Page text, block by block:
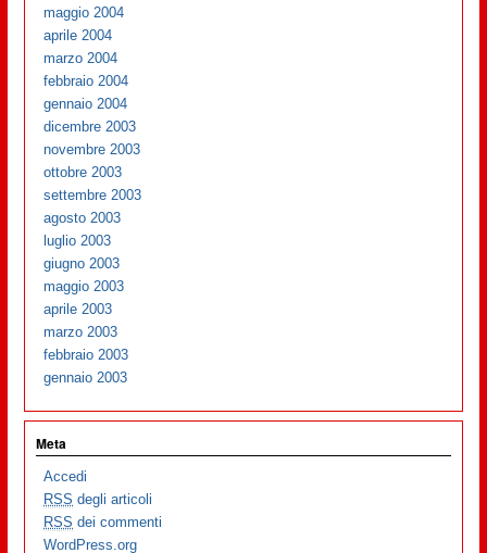
maggio 2004
aprile 2004
marzo 2004
febbraio 2004
gennaio 2004
dicembre 2003
novembre 2003
ottobre 2003
settembre 2003
agosto 2003
luglio 2003
giugno 2003
maggio 2003
aprile 2003
marzo 2003
febbraio 2003
gennaio 2003
Meta
Accedi
RSS degli articoli
RSS dei commenti
WordPress.org